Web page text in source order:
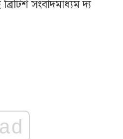
সংবাদমাধ্যম দ্য
ad